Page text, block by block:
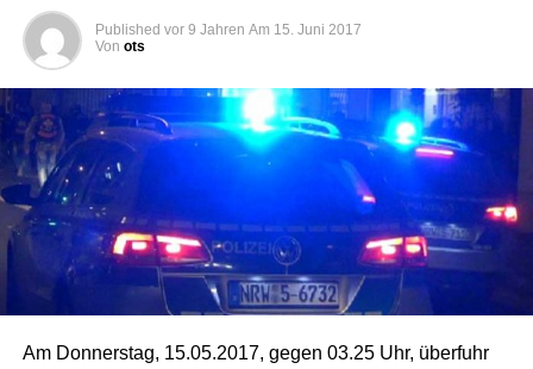
Published vor 9 Jahren Am 15. Juni 2017
Von ots
Am Donnerstag, 15.05.2017, gegen 03.25 Uhr, überfuhr